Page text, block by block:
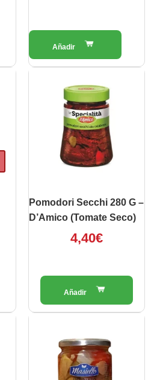
Pomodori Secchi 280 G –
D’Amico (Tomate Seco)
4,40€